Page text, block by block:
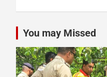
You may Missed